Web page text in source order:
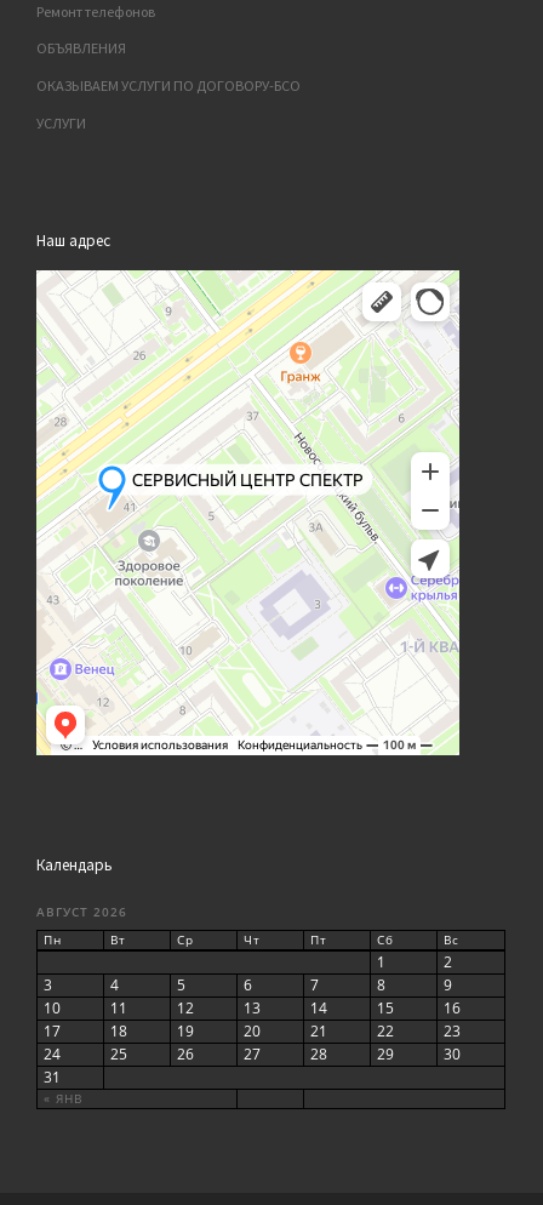
Ремонт телефонов
ОБЪЯВЛЕНИЯ
ОКАЗЫВАЕМ УСЛУГИ ПО ДОГОВОРУ-БСО
УСЛУГИ
Наш адрес
Календарь
АВГУСТ 2026
Пн
Вт Ср Чт Пт Сб Вс
« ЯНВ
1
2
3
4 5 6 7 8
9
10
11 12 13 14 15
16
17
18 19 20 21 22
23
24
25 26 27 28 29
30
31